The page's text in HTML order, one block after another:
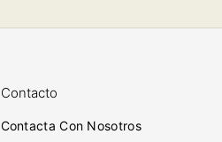
Contacto
Contacta Con Nosotros